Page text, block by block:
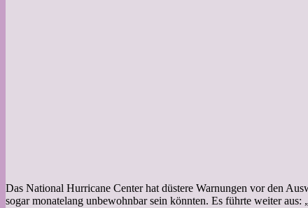
Das National Hurricane Center hat düstere Warnungen vor den
sogar monatelang unbewohnbar sein könnten. Es führte weiter